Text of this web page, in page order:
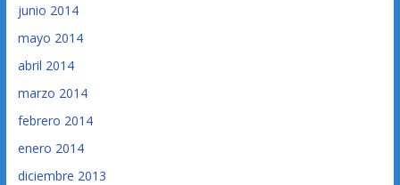
junio 2014
mayo 2014
abril 2014
marzo 2014
febrero 2014
enero 2014
diciembre 2013